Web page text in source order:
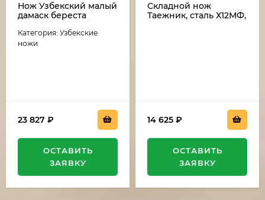
Нож Узбекский малый
дамаск береста
Категория: Узбекские
ножи
23 827 ₽
ОСТАВИТЬ
ЗАЯВКУ
Складной нож
Таежник, сталь Х12МФ,
14 625 ₽
ОСТАВИТЬ
ЗАЯВКУ